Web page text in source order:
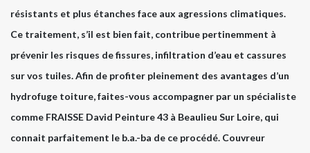
résistants et plus étanches face aux agressions climatiques.
Ce traitement, s’il est bien fait, contribue pertinemment à
prévenir les risques de fissures, infiltration d’eau et cassures
sur vos tuiles. Afin de profiter pleinement des avantages d’un
hydrofuge toiture, faites-vous accompagner par un spécialiste
comme FRAISSE David Peinture 43 à Beaulieu Sur Loire, qui
connait parfaitement le b.a.-ba de ce procédé. Couvreur